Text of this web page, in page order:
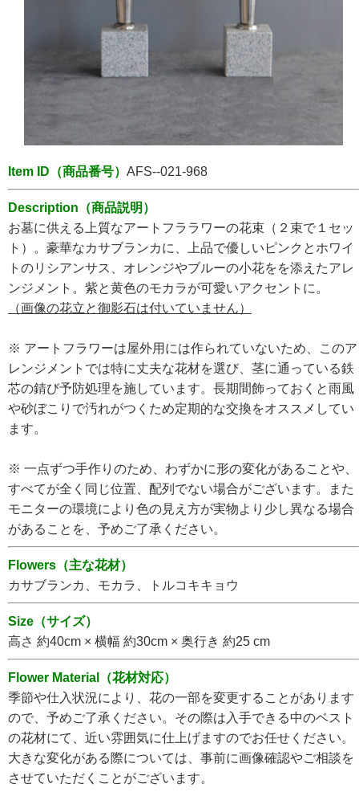
Item ID（商品番号） AFS--021-968
Description（商品説明）
お墓に供える上質なアートフララワーの花束（２束で１セッ
ト）。豪華なカサブランカに、上品で優しいピンクとホワイ
トのリシアンサス、オレンジやブルーの小花をを添えたアレ
ンジメント。紫と黄色のモカラが可愛いアクセントに。
（画像の花立と御影石は付いていません）
※ アートフラワーは屋外用には作られていないため、このア
レンジメントでは特に丈夫な花材を選び、茎に通っている鉄
芯の錆び予防処理を施しています。長期間飾っておくと雨風
や砂ぼこりで汚れがつくため定期的な交換をオススメしてい
ます。
※ 一点ずつ手作りのため、わずかに形の変化があることや、
すべてが全く同じ位置、配列でない場合がございます。また
モニターの環境により色の見え方が実物より少し異なる場合
があることを、予めご了承ください。
Flowers（主な花材）
カサブランカ、モカラ、トルコキキョウ
Size（サイズ）
高さ 約40cm × 横幅 約30cm × 奥行き 約25 cm
Flower Material（花材対応）
季節や仕入状況により、花の一部を変更することがあります
ので、予めご了承ください。その際は入手できる中のベスト
の花材にて、近い雰囲気に仕上げますのでお任せください。
大きな変化がある際については、事前に画像確認やご相談を
させていただくことがございます。